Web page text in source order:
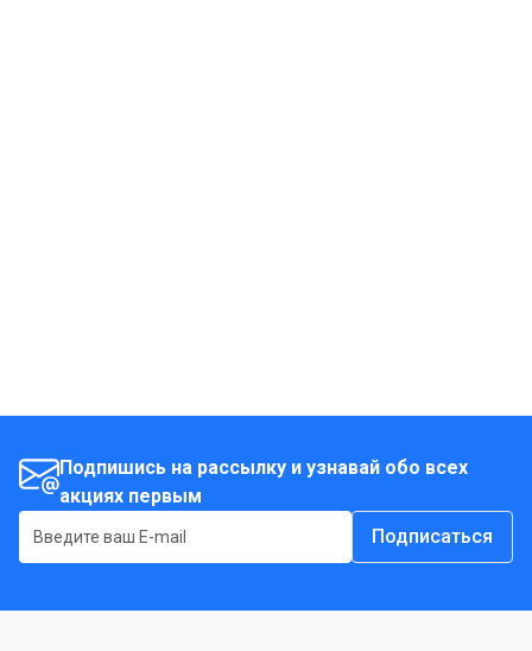
Подпишись на рассылку и узнавай обо всех
акциях первым
Подписаться